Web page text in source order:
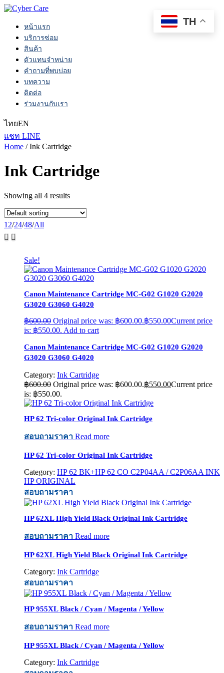
หน้าแรก
บริการซ่อม
สินค้า
ตัวแทนจำหน่าย
คำถามที่พบบ่อย
บทความ
ติดต่อ
ร่วมงานกับเรา
ไทยEN
แชท LINE
Home / Ink Cartridge
Ink Cartridge
Showing all 4 results
12/24/48/All
Sale!
Canon Maintenance Cartridge MC-G02 G1020 G2020
G3020 G3060 G4020
฿600.00 Original price was: ฿600.00.฿550.00Current price
is: ฿550.00. Add to cart
Canon Maintenance Cartridge MC-G02 G1020 G2020
G3020 G3060 G4020
Category: Ink Cartridge
฿600.00 Original price was: ฿600.00.฿550.00Current price
is: ฿550.00.
HP 62 Tri-color Original Ink Cartridge
สอบถามราคา Read more
HP 62 Tri-color Original Ink Cartridge
Category: HP 62 BK+HP 62 CO C2P04AA / C2P06AA INK
HP ORIGINAL
สอบถามราคา
HP 62XL High Yield Black Original Ink Cartridge
สอบถามราคา Read more
HP 62XL High Yield Black Original Ink Cartridge
Category: Ink Cartridge
สอบถามราคา
HP 955XL Black / Cyan / Magenta / Yellow
สอบถามราคา Read more
HP 955XL Black / Cyan / Magenta / Yellow
Category: Ink Cartridge
TH